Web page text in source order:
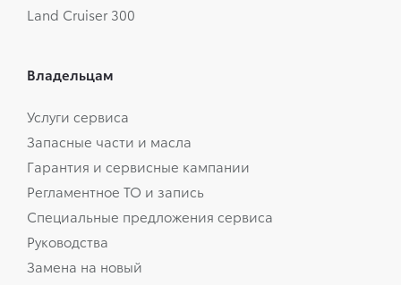
Land Cruiser 300
Владельцам
Услуги сервиса
Запасные части и масла
Гарантия и сервисные кампании
Регламентное ТО и запись
Специальные предложения сервиса
Руководства
Замена на новый